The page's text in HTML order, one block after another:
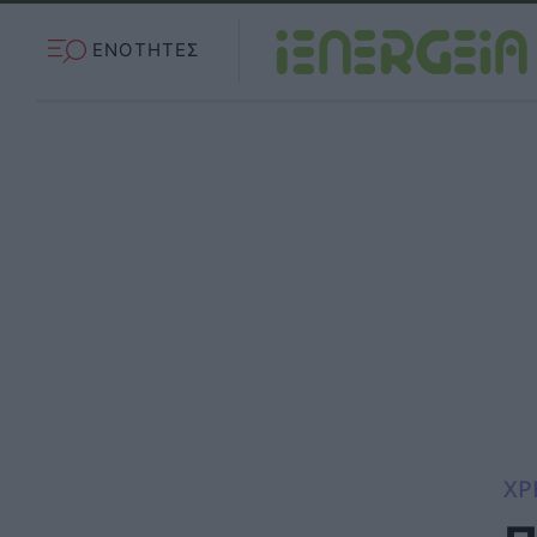
ΕΝΟΤΗΤΕΣ